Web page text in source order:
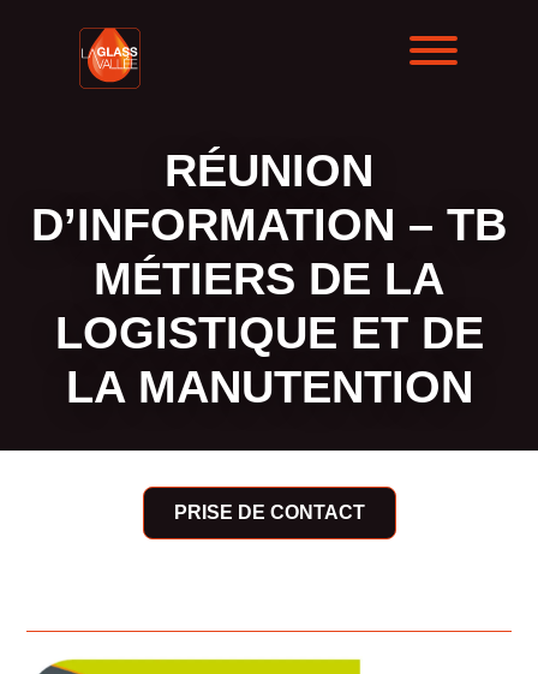
RÉUNION
D’INFORMATION – TB
MÉTIERS DE LA
LOGISTIQUE ET DE
LA MANUTENTION
PRISE DE CONTACT